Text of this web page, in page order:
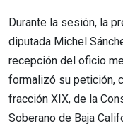
Durante la sesión, la
diputada Michel
recepción del oficio
formalizó su petición,
fracción XIX, de la
Soberano de Baja